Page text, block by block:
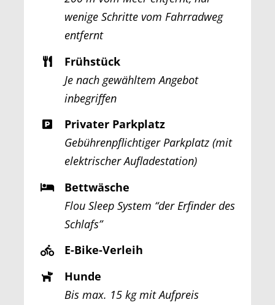
wenige Schritte vom Fahrradweg
entfernt
Frühstück
Je nach gewähltem Angebot
inbegriffen
Privater Parkplatz
Gebührenpflichtiger Parkplatz (mit
elektrischer Aufladestation)
Bettwäsche
Flou Sleep System “der Erfinder des
Schlafs”
E-Bike-Verleih
Hunde
Bis max. 15 kg mit Aufpreis